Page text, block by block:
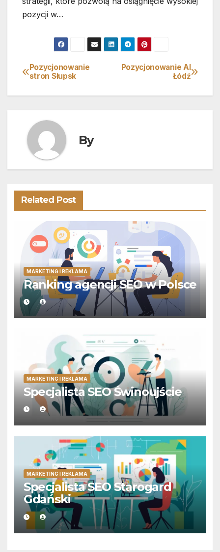
pozycji w…
Nawigacja
wpisu
Pozycjonowanie AI
Łódź
Pozycjonowanie
stron Słupsk
By
Related Post
MARKETING I REKLAMA
Ranking agencji SEO w Polsce
MARKETING I REKLAMA
Specjalista SEO Świnoujście
MARKETING I REKLAMA
Specjalista SEO Starogard
Gdański